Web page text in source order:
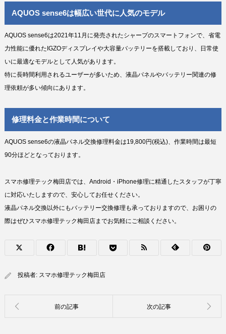
AQUOS sense6は幅広い世代に人気のモデル
AQUOS sense6は2021年11月に発売されたシャープのスマートフォンで、省電
力性能に優れたIGZOディスプレイや大容量バッテリーを搭載しており、日常使
いに最適なモデルとして人気があります。
特に長時間利用されるユーザーが多いため、液晶パネルやバッテリー関連の修
理依頼が多い傾向にあります。
修理料金と作業時間について
AQUOS sense6の液晶パネル交換修理料金は19,800円(税込)、作業時間は最短
90分ほどとなっております。
スマホ修理テック梅田店では、Android・iPhone修理に精通したスタッフが丁寧
に対応いたしますので、安心してお任せください。
液晶パネル交換以外にもバッテリー交換修理も承っておりますので、お困りの
際はぜひスマホ修理テック梅田店までお気軽にご相談ください。
投稿者: スマホ修理テック梅田店